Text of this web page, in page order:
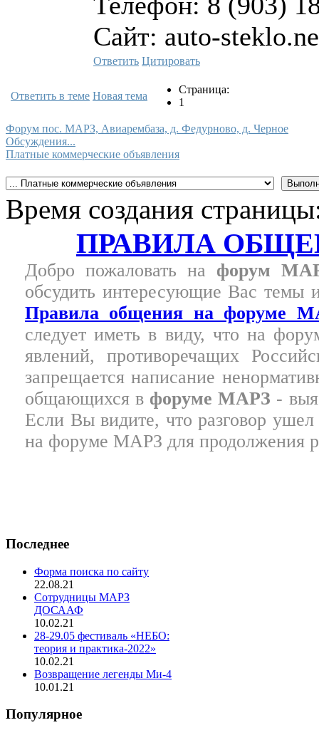
Сайт: auto-
Ответить Цитировать
Ответить в теме Новая тема
Страница:
1
Форум пос. МАРЗ, Авиарембаза, д. Федурново, д. Черное
Обсуждения...
Платные коммерческие объявления
Время создания
ПРАВИЛА
Добро пожаловать на форум
обсудить интересующие Вас темы
Правила общения на форуме
следует иметь в виду, что на
явлений, противоречащих
запрещается написание
общающихся в форуме МАРЗ -
Если Вы видите, что разговор ушел
на форуме МАРЗ для продолжения
Последнее
Форма поиска по сайту
22.08.21
Сотрудницы МАРЗ
ДОСААФ
10.02.21
28-29.05 фестиваль «НЕБО:
теория и практика-2022»
10.02.21
Возвращение легенды Ми-4
10.01.21
Популярное